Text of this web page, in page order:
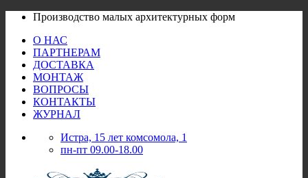
Skip
content
Производство малых архитектурных форм
О НАС
ПАРТНЕРАМ
ДОСТАВКА
МОНТАЖ
ВОПРОСЫ
КОНТАКТЫ
ЖУРНАЛ
Истра, 15 лет комсомола, 1
пн-пт 09.00-18.00